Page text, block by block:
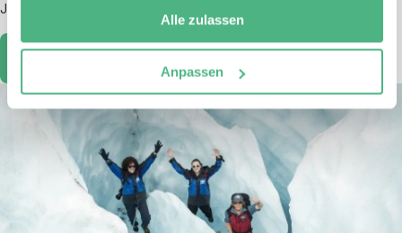
Alle zulassen
Anpassen
J.R.R. Tolkien lebendig werden lässt.